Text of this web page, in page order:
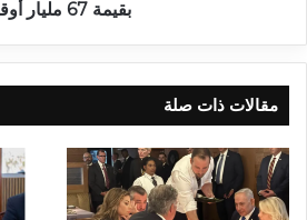
بقيمة 67 مليار أوقية
مقالات ذات صلة